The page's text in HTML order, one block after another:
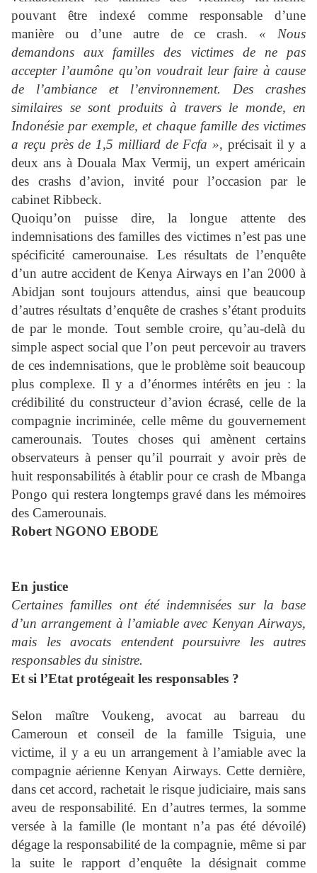
pouvant être indexé comme responsable d’une
manière ou d’une autre de ce crash. « Nous
demandons aux familles des victimes de ne pas
accepter l’aumône qu’on voudrait leur faire à cause
de l’ambiance et l’environnement. Des crashes
similaires se sont produits à travers le monde, en
Indonésie par exemple, et chaque famille des victimes
a reçu près de 1,5 milliard de Fcfa », précisait il y a
deux ans à Douala Max Vermij, un expert américain
des crashs d’avion, invité pour l’occasion par le
cabinet Ribbeck.
Quoiqu’on puisse dire, la longue attente des
indemnisations des familles des victimes n’est pas une
spécificité camerounaise. Les résultats de l’enquête
d’un autre accident de Kenya Airways en l’an 2000 à
Abidjan sont toujours attendus, ainsi que beaucoup
d’autres résultats d’enquête de crashes s’étant produits
de par le monde. Tout semble croire, qu’au-delà du
simple aspect social que l’on peut percevoir au travers
de ces indemnisations, que le problème soit beaucoup
plus complexe. Il y a d’énormes intérêts en jeu : la
crédibilité du constructeur d’avion écrasé, celle de la
compagnie incriminée, celle même du gouvernement
camerounais. Toutes choses qui amènent certains
observateurs à penser qu’il pourrait y avoir près de
huit responsabilités à établir pour ce crash de Mbanga
Pongo qui restera longtemps gravé dans les mémoires
des Camerounais.
Robert NGONO EBODE
En justice
Certaines familles ont été indemnisées sur la base
d’un arrangement à l’amiable avec Kenyan Airways,
mais les avocats entendent poursuivre les autres
responsables du sinistre.
Et si l’Etat protégeait les responsables ?
Selon maître Voukeng, avocat au barreau du
Cameroun et conseil de la famille Tsiguia, une
victime, il y a eu un arrangement à l’amiable avec la
compagnie aérienne Kenyan Airways. Cette dernière,
dans cet accord, rachetait le risque judiciaire, mais sans
aveu de responsabilité. En d’autres termes, la somme
versée à la famille (le montant n’a pas été dévoilé)
dégage la responsabilité de la compagnie, même si par
la suite le rapport d’enquête la désignait comme